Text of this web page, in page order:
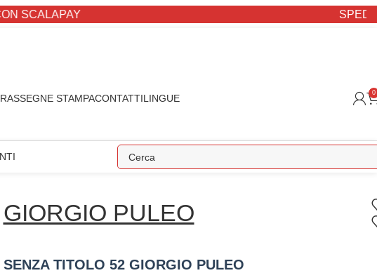
SPEDIZIONE
RASSEGNE STAMPACONTATTILINGUE 0
GIORGIO PULEO
SENZA TITOLO 52 GIORGIO PULEO